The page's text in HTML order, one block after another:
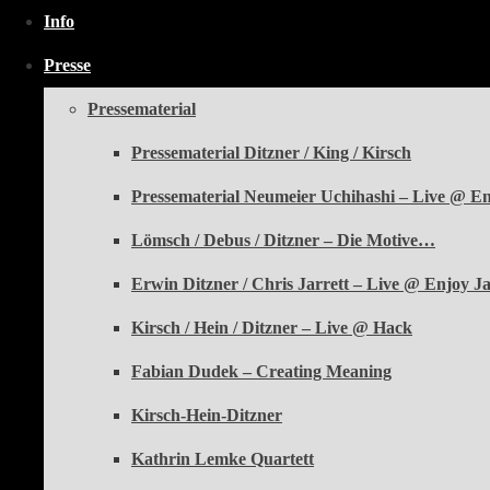
Info
Presse
Pressematerial
Pressematerial Ditzner / King / Kirsch
Pressematerial Neumeier Uchihashi – Live @
Lömsch / Debus / Ditzner – Die Motive…
Erwin Ditzner / Chris Jarrett – Live @ Enjoy
Kirsch / Hein / Ditzner – Live @ Hack
Fabian Dudek – Creating Meaning
Kirsch-Hein-Ditzner
Kathrin Lemke Quartett